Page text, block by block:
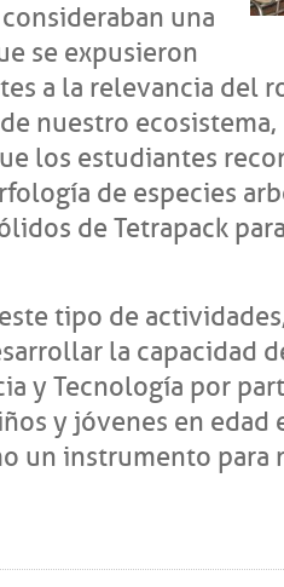
una
se expusieron
a la relevancia del
nuestro ecosistema,
los estudiantes
de especies
de Tetrapack
tipo de
la capacidad
y Tecnología por
y jóvenes en edad
un instrumento para